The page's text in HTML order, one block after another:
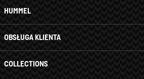
HUMMEL
OBSŁUGA KLIENTA
COLLECTIONS